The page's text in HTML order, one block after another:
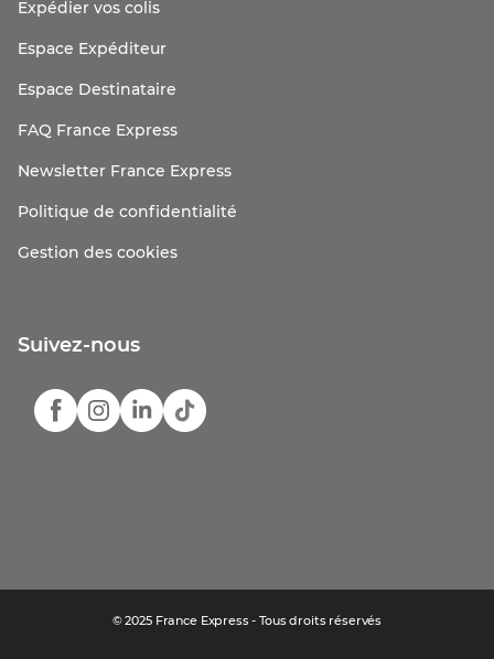
Expédier vos colis
Espace Expéditeur
Espace Destinataire
FAQ France Express
Newsletter France Express
Politique de confidentialité
Gestion des cookies
Suivez-nous
© 2025 France Express - Tous droits réservés